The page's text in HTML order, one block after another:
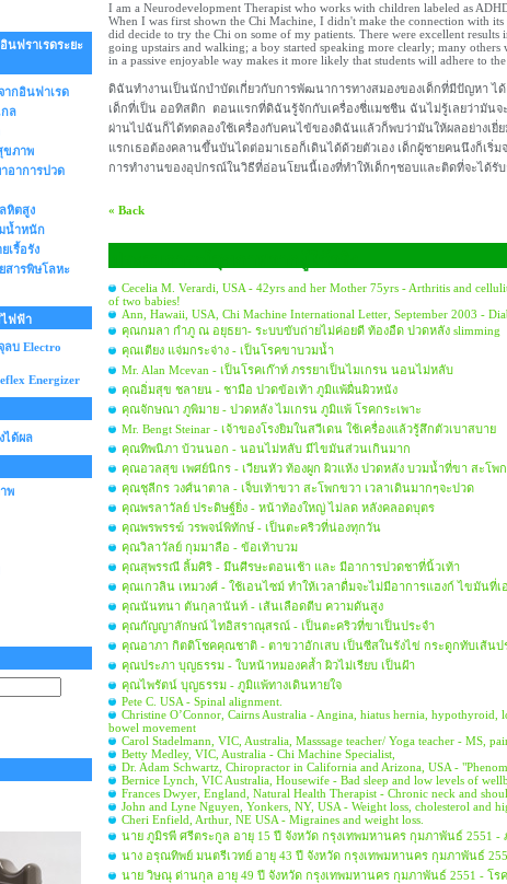
นฟราเรดระยะ
ากอินฟาเรด
กล
ขภาพ
อาการปวด
หิตสูง
น้ำหนัก
เรื้อรัง
สารพิษโลหะ
ไฟฟ้า
บ Electro
Energizer
ได้ผล
พ
I am a Neurodevelopment Therapist who works with children labeled as
When I was first shown the Chi Machine, I didn't make the connection with
did decide to try the Chi on some of my patients. There were excellent
going upstairs and walking; a boy started speaking more clearly; many
in a passive enjoyable way makes it more likely that students will adhere to the
ดิฉันทำงานเป็นนักบำบัดเกี่ยวกับการพัฒนาการทางสมองของเด็กที่มีปัญหา ไ
เด็กที่เป็น ออทิสติก ตอนแรกที่ดิฉันรู้จักกับเครื่องชี่แมชชีน ฉันไม่รู้เลยว่ามันจะ
ผ่านไปฉันก็ได้ทดลองใช้เครื่องกับคนไข้ของดิฉันแล้วก็พบว่ามันให้ผลอย่างเ
แรกเธอต้องคลานขึ้นบันไดต่อมาเธอก็เดินได้ด้วยตัวเอง เด็กผู้ชายคนนึงก็เ
การทำงานของอุปกรณ์ในวิธีที่อ่อนโยนนี้เองที่ทำให้เด็กๆชอบและติดที่จะได้รั
« Back
Cecelia M. Verardi, USA - 42yrs and her Mother 75yrs - Arthritis and
of two babies!
Ann, Hawaii, USA, Chi Machine International Letter, September 2003 -
คุณกมลา กำภู ณ อยุธยา- ระบบขับถ่ายไม่ค่อยดี ท้องอืด ปวดหลัง slimming
คุณเตียง แจ่มกระจ่าง - เป็นโรคขาบวมน้ำ
Mr. Alan Mcevan - เป็นโรคเก๊าท์ ภรรยาเป็นไมเกรน นอนไม่หลับ
คุณอิ่มสุข ชลายน - ชามือ ปวดข้อเท้า ภูมิแพ้ผื่นผิวหนัง
คุณจักษณา ภูพิมาย - ปวดหลัง ไมเกรน ภูมิแพ้ โรคกระเพาะ
Mr. Bengt Steinar - เจ้าของโรงยิมในสวีเดน ใช้เครื่องแล้วรู้สึกตัวเบาสบาย
คุณทิพนิภา บ้วนนอก - นอนไม่หลับ มีไขมันส่วนเกินมาก
คุณอวลสุข เพศย์นิกร - เวียนหัว ท้องผูก ผิวแห้ง ปวดหลัง บวมน้ำที่ขา สะโพ
คุณชุลีกร วงศ์นาตาล - เจ็บเท้าขวา สะโพกขวา เวลาเดินมากๆจะปวด
คุณพรลาวัลย์ ประดิษฐ์ยิ่ง - หน้าท้องใหญ่ ไม่ลด หลังคลอดบุตร
คุณพรพรรฆ์ วรพจน์พิทักษ์ - เป็นตะคริวที่น่องทุกวัน
คุณวิลาวัลย์ กุมมาลือ - ข้อเท้าบวม
คุณสุพรรณี ลิ้มศิริ - มึนศีรษะตอนเช้า และ มีอาการปวดชาที่นิ้วเท้า
คุณเกวลิน เหมวงศ์ - ใช้เอนไซม์ ทำให้เวลาดื่มจะไม่มีอาการแฮงก์ ไขมันที่เ
คุณนันทนา ตันกุลานันท์ - เส้นเลือดตีบ ความดันสูง
คุณกัญญาลักษณ์ ไทอิสราณุสรณ์ - เป็นตะคริวที่ขาเป็นประจำ
คุณอาภา กิตติโชคคุณชาติ - ตาขวาอักเสบ เป็นซีสในรังไข่ กระดูกทับเส้น
คุณประภา บุญธรรม - ใบหน้าหมองคล้ำ ผิวไม่เรียบ เป็นฝ้า
คุณไพรัตน์ บุญธรรม - ภูมิแพ้ทางเดินหายใจ
Pete C. USA - Spinal alignment.
Christine O’Connor, Cairns Australia - Angina, hiatus hernia, hypothyroid,
bowel movement
Carol Stadelmann, VIC, Australia, Masssage teacher/ Yoga teacher - MS,
Betty Medley, VIC, Australia - Chi Machine Specialist,
Dr. Adam Schwartz, Chiropractor in California and Arizona, USA -
Bernice Lynch, VIC Australia, Housewife - Bad sleep and low levels of
Frances Dwyer, England, Natural Health Therapist - Chronic neck and
John and Lyne Nguyen, Yonkers, NY, USA - Weight loss, cholesterol and
Cheri Enfield, Arthur, NE USA - Migraines and weight loss.
นาย ภูมิรพี ศรีตระกูล อายุ 15 ปี จังหวัด กรุงเทพมหานคร กุมภาพันธ์ 2551
นาง อรุณทิพย์ มนตรีเวทย์ อายุ 43 ปี จังหวัด กรุงเทพมหานคร กุมภาพันธ์
นาย วิษณุ ด่านกุล อายุ 49 ปี จังหวัด กรุงเทพมหานคร กุมภาพันธ์ 2551 - โร